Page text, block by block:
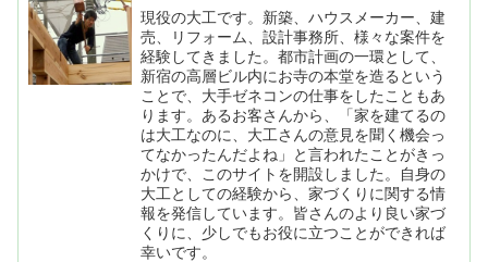
現役の大工です。新築、ハウスメーカー、建
売、リフォーム、設計事務所、様々な案件を
経験してきました。都市計画の一環として、
新宿の高層ビル内にお寺の本堂を造るという
ことで、大手ゼネコンの仕事をしたこともあ
ります。あるお客さんから、「家を建てるの
は大工なのに、大工さんの意見を聞く機会っ
てなかったんだよね」と言われたことがきっ
かけで、このサイトを開設しました。自身の
大工としての経験から、家づくりに関する情
報を発信しています。皆さんのより良い家づ
くりに、少しでもお役に立つことができれば
幸いです。